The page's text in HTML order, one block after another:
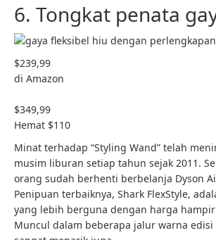
6. Tongkat penata
$239,99
di Amazon
$349,99
Hemat $110
Minat terhadap “Styling Wand” telah
musim liburan setiap tahun sejak 2011.
orang sudah berhenti berbelanja Dyson
Penipuan terbaiknya, Shark FlexStyle,
yang lebih berguna dengan harga
Muncul dalam beberapa jalur warna edisi